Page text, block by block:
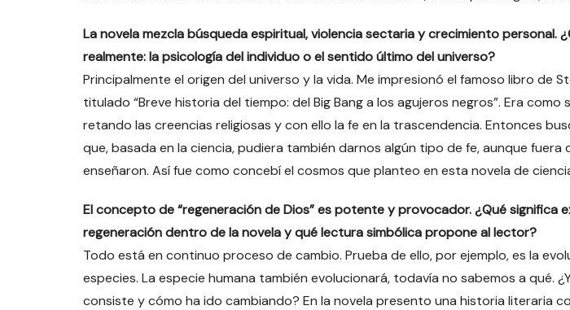
La novela mezcla búsqueda espiritual, violencia sectaria y crecimiento personal.
realmente: la psicología del individuo o el sentido último del universo?
Principalmente el origen del universo y la vida. Me impresionó el famoso libro de
titulado “Breve historia del tiempo: del Big Bang a los agujeros negros”. Era como
retando las creencias religiosas y con ello la fe en la trascendencia. Entonces
que, basada en la ciencia, pudiera también darnos algún tipo de fe, aunque fuera
enseñaron. Así fue como concebí el cosmos que planteo en esta novela de
El concepto de “regeneración de Dios” es potente y provocador. ¿Qué significa
regeneración dentro de la novela y qué lectura simbólica propone al lector?
Todo está en continuo proceso de cambio. Prueba de ello, por ejemplo, es la
especies. La especie humana también evolucionará, todavía no sabemos a qué.
consiste y cómo ha ido cambiando? En la novela presento una historia literaria